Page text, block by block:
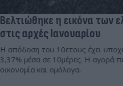
Βελτιώθηκε η εικόνα των
στις αρχές Ιανουαρίου
Η απόδοση του 10ετους έχει
3,37% μέσα σε 10μέρες. Η αγορά περιμένει αναβαθμίσεις σε
οικονομία και ομόλογα.